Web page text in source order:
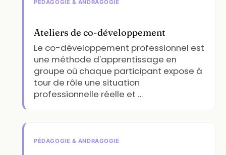
PÉDAGOGIE & ANDRAGOGIE
Ateliers de co-développement
Le co-développement professionnel est
une méthode d'apprentissage en
groupe où chaque participant expose à
tour de rôle une situation
professionnelle réelle et …
PÉDAGOGIE & ANDRAGOGIE